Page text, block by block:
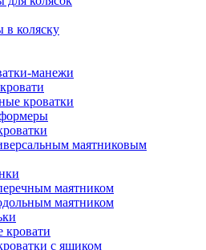
в коляску
манежи
кроватки
маятниковым
маятником
маятником
кровати
с ящиком